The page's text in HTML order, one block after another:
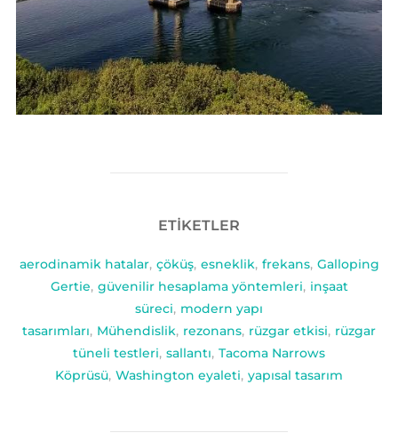
ETIKETLER
aerodinamik hatalar, çöküş, esneklik, frekans, Galloping
Gertie, güvenilir hesaplama yöntemleri, inşaat
süreci, modern yapı
tasarımları, Mühendislik, rezonans, rüzgar etkisi, rüzgar
tüneli testleri, sallantı, Tacoma Narrows
Köprüsü, Washington eyaleti, yapısal tasarım